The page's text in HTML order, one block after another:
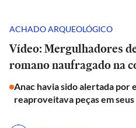
ACHADO ARQUEOLÓGICO
Vídeo: Mergulhadores
romano naufragado na
Anac havia sido alertada por
reaproveitava peças em